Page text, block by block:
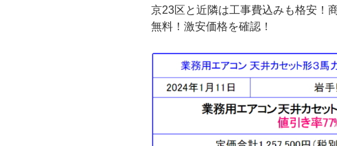
京23区と近隣は工事費込みも格安！
無料！激安価格を確認！